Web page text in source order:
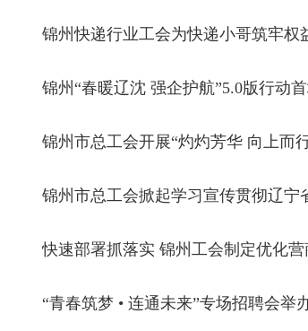
锦州快递行业工会为快递小哥筑牢权
锦州“春暖辽沈 强企护航”5.0版行动
锦州市总工会开展“灼灼芳华 向上而
锦州市总工会掀起学习宣传贯彻辽
快速部署抓落实 锦州工会制定优化
“青春筑梦 • 连通未来”专场招聘会举